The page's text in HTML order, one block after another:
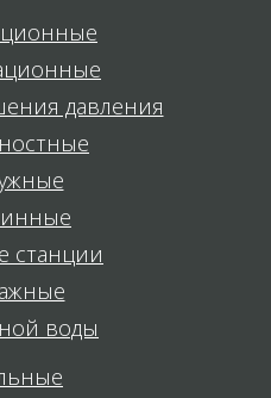
давления
станции
воды